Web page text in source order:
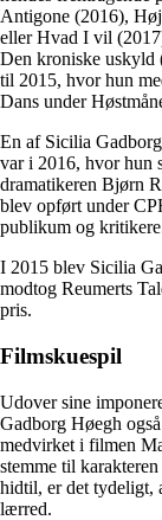
Antigone (2016),
eller Hvad I vil
Den kroniske uskyld
til 2015, hvor hun
Dans under
En af Sicilia
var i 2016, hvor hun
dramatikeren Bjørn
blev opført under
publikum og
I 2015 blev Sicilia
modtog Reumerts
pris.
Filmskuespil
Udover sine
Gadborg Høegh
medvirket i filmen
stemme til
hidtil, er det tydeligt,
lærred.